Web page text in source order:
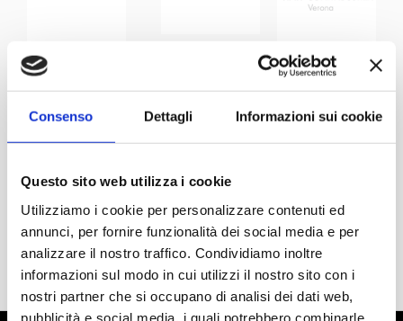
Consenso Dettagli Informazioni sui cookie
Questo sito web utilizza i cookie
Utilizziamo i cookie per personalizzare contenuti ed
annunci, per fornire funzionalità dei social media e per
analizzare il nostro traffico. Condividiamo inoltre
informazioni sul modo in cui utilizzi il nostro sito con i
nostri partner che si occupano di analisi dei dati web,
pubblicità e social media, i quali potrebbero combinarle